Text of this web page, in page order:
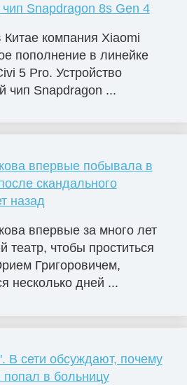
Snapdragon 8s Gen 4
компания Xiaomi
пополнение в линейке
5 Pro. Устройство
чип Snapdragon ...
впервые побывала в
скандального
назад
впервые за много лет
театр, чтобы проститься
Григоровичем,
несколько дней ...
В сети обсуждают, почему
в больницу